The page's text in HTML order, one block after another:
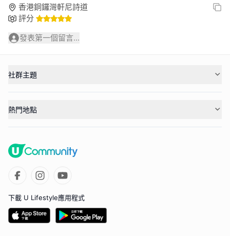
香港銅鑼灣軒尼詩道
評分
發表第一個留言...
社群主題
熱門地點
下載 U Lifestyle應用程式